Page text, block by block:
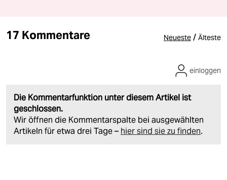
17 Kommentare Neueste / Älteste
Die Kommentarfunktion unter diesem Artikel ist
geschlossen.
Wir öffnen die Kommentarspalte bei ausgewählten
Artikeln für etwa drei Tage – hier sind sie zu finden.
einloggen